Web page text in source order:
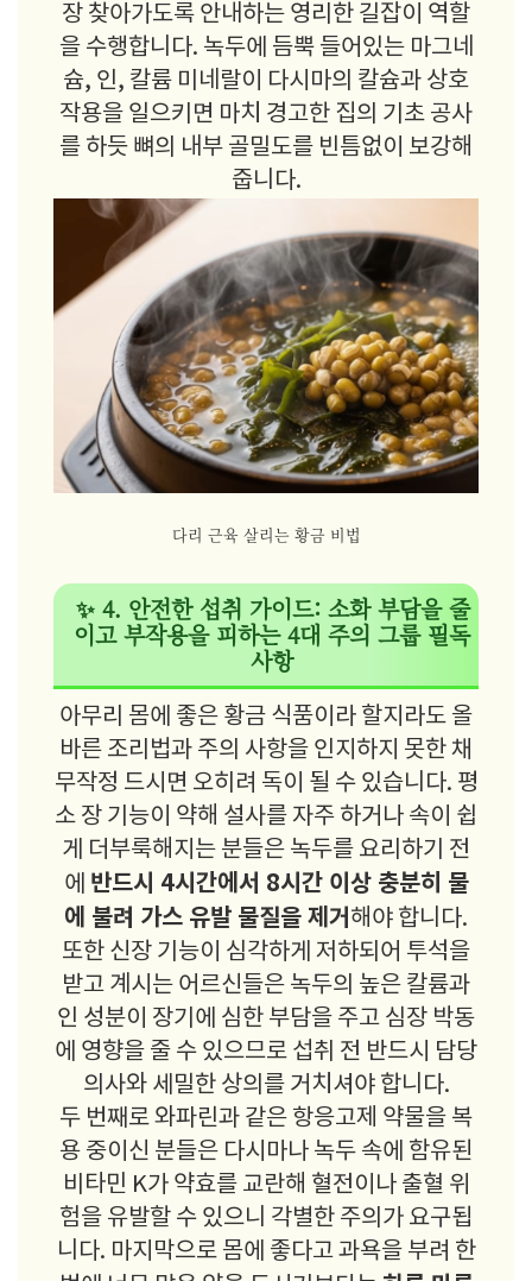
장 찾아가도록 안내하는 영리한 길잡이 역할
을 수행합니다. 녹두에 듬뿍 들어있는 마그네
슘, 인, 칼륨 미네랄이 다시마의 칼슘과 상호
작용을 일으키면 마치 경고한 집의 기초 공사
를 하듯 뼈의 내부 골밀도를 빈틈없이 보강해
줍니다.
다리 근육 살리는 황금 비법
✨ 4. 안전한 섭취 가이드: 소화 부담을 줄
이고 부작용을 피하는 4대 주의 그룹 필독
사항
아무리 몸에 좋은 황금 식품이라 할지라도 올
바른 조리법과 주의 사항을 인지하지 못한 채
무작정 드시면 오히려 독이 될 수 있습니다. 평
소 장 기능이 약해 설사를 자주 하거나 속이 쉽
게 더부룩해지는 분들은 녹두를 요리하기 전
에 반드시 4시간에서 8시간 이상 충분히 물
에 불려 가스 유발 물질을 제거 해야 합니다.
또한 신장 기능이 심각하게 저하되어 투석을
받고 계시는 어르신들은 녹두의 높은 칼륨과
인 성분이 장기에 심한 부담을 주고 심장 박동
에 영향을 줄 수 있으므로 섭취 전 반드시 담당
의사와 세밀한 상의를 거치셔야 합니다.
두 번째로 와파린과 같은 항응고제 약물을 복
용 중이신 분들은 다시마나 녹두 속에 함유된
비타민 K가 약효를 교란해 혈전이나 출혈 위
험을 유발할 수 있으니 각별한 주의가 요구됩
니다. 마지막으로 몸에 좋다고 과욕을 부려 한